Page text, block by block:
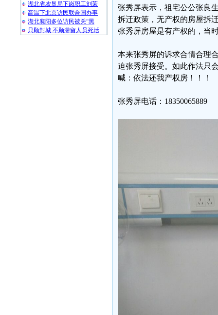
湖北省农垦局下岗职工刘茉
高温下北京访民联合国办事
湖北襄阳多位访民被关“黑
只顾封城 不顾滞留人员死活
张秀屏表示，祖宅公公张良
拆迁政策，无产权的房屋拆
张秀屏房屋是有产权的，当
本来张秀屏的诉求合情合理
迫张秀屏接受。如此作法只
喊：依法还我产权房！！！
张秀屏电话：18350065889